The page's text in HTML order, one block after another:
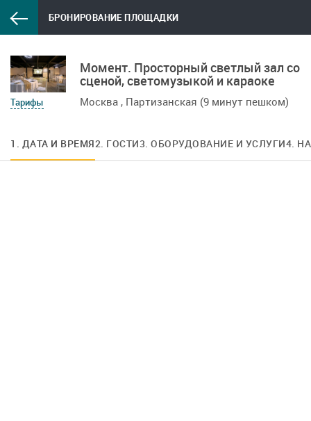
БРОНИРОВАНИЕ ПЛОЩАДКИ
Тарифы
Момент. Просторный светлый зал со
сценой, светомузыкой и караоке
Москва , Партизанская (9 минут пешком)
1. ДАТА И ВРЕМЯ2. ГОСТИ3. ОБОРУДОВАНИЕ И УСЛУГИ4.